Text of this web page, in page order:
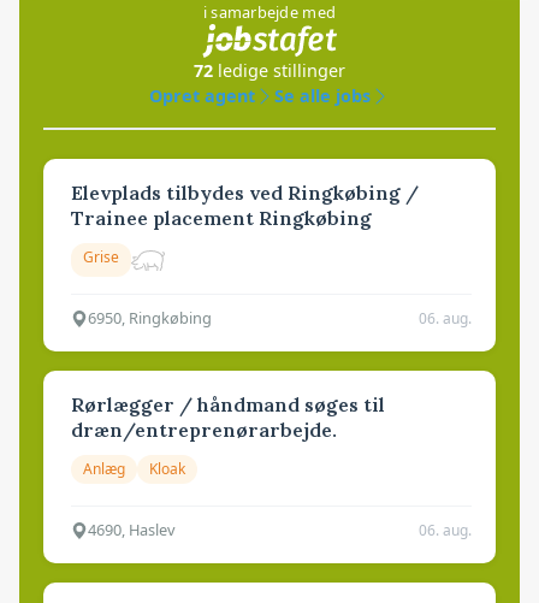
i samarbejde med
72 ledige stillinger
Opret agent
Se alle jobs
Elevplads tilbydes ved Ringkøbing /
Trainee placement Ringkøbing
Grise
6950, Ringkøbing 06. aug.
Rørlægger / håndmand søges til
dræn/entreprenørarbejde.
Anlæg Kloak
4690, Haslev 06. aug.